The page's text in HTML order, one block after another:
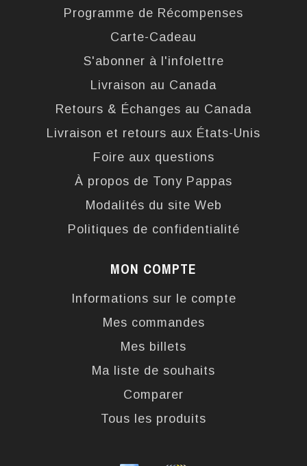
Programme de Récompenses
Carte-Cadeau
S'abonner à l'infolettre
Livraison au Canada
Retours & Échanges au Canada
Livraison et retours aux États-Unis
Foire aux questions
À propos de Tony Pappas
Modalités du site Web
Politiques de confidentialité
MON COMPTE
Informations sur le compte
Mes commandes
Mes billets
Ma liste de souhaits
Comparer
Tous les produits